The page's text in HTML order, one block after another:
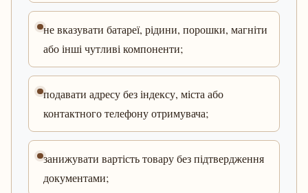
не вказувати батареї, рідини, порошки, магніти
або інші чутливі компоненти;
подавати адресу без індексу, міста або
контактного телефону отримувача;
занижувати вартість товару без підтвердження
документами;